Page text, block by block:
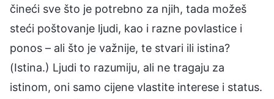
čineći sve što je potrebno za njih, tada možeš
steći poštovanje ljudi, kao i razne povlastice i
ponos – ali što je važnije, te stvari ili istina?
(Istina.) Ljudi to razumiju, ali ne tragaju za
istinom, oni samo cijene vlastite interese i status.